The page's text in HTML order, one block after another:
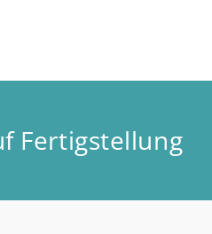
Fertigstellung